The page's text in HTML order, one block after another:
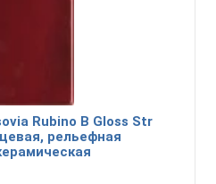
Rubino B Gloss Str
рельефная